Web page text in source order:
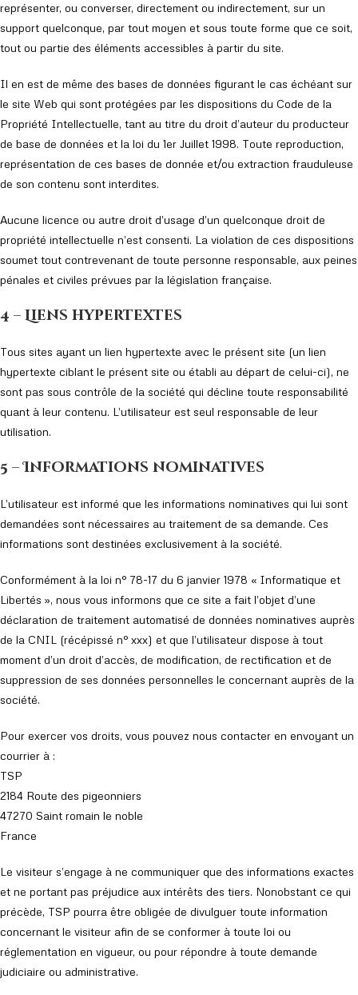
représenter, ou converser, directement ou indirectement, sur un
support quelconque, par tout moyen et sous toute forme que ce soit,
tout ou partie des éléments accessibles à partir du site.
Il en est de même des bases de données figurant le cas échéant sur
le site Web qui sont protégées par les dispositions du Code de la
Propriété Intellectuelle, tant au titre du droit d’auteur du producteur
de base de données et la loi du 1er Juillet 1998. Toute reproduction,
représentation de ces bases de donnée et/ou extraction frauduleuse
de son contenu sont interdites.
Aucune licence ou autre droit d’usage d’un quelconque droit de
propriété intellectuelle n’est consenti. La violation de ces dispositions
soumet tout contrevenant de toute personne responsable, aux peines
pénales et civiles prévues par la législation française.
4 – Liens hypertextes
Tous sites ayant un lien hypertexte avec le présent site (un lien
hypertexte ciblant le présent site ou établi au départ de celui-ci), ne
sont pas sous contrôle de la société qui décline toute responsabilité
quant à leur contenu. L’utilisateur est seul responsable de leur
utilisation.
5 – Informations nominatives
L’utilisateur est informé que les informations nominatives qui lui sont
demandées sont nécessaires au traitement de sa demande. Ces
informations sont destinées exclusivement à la société.
Conformément à la loi n° 78-17 du 6 janvier 1978 « Informatique et
Libertés », nous vous informons que ce site a fait l’objet d’une
déclaration de traitement automatisé de données nominatives auprès
de la CNIL (récépissé n° xxx) et que l’utilisateur dispose à tout
moment d’un droit d’accès, de modification, de rectification et de
suppression de ses données personnelles le concernant auprès de la
société.
Pour exercer vos droits, vous pouvez nous contacter en envoyant un
courrier à :
TSP
2184 Route des pigeonniers
47270 Saint romain le noble
France
Le visiteur s’engage à ne communiquer que des informations exactes
et ne portant pas préjudice aux intérêts des tiers. Nonobstant ce qui
précède, TSP pourra être obligée de divulguer toute information
concernant le visiteur afin de se conformer à toute loi ou
réglementation en vigueur, ou pour répondre à toute demande
judiciaire ou administrative.